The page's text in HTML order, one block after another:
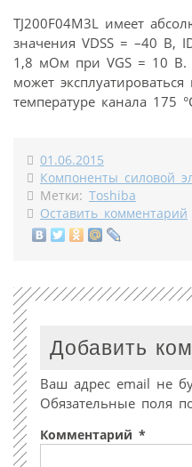
TJ200F04M3L имеет
значения VDSS = –40 В,
1,8 мОм при VGS = 10
может
температуре канала 175
01.06.2015
Компоненты силовой
Метки: Toshiba
Оставить комментарий
Добавить
Ваш адрес email не
Обязательные поля
Комментарий *